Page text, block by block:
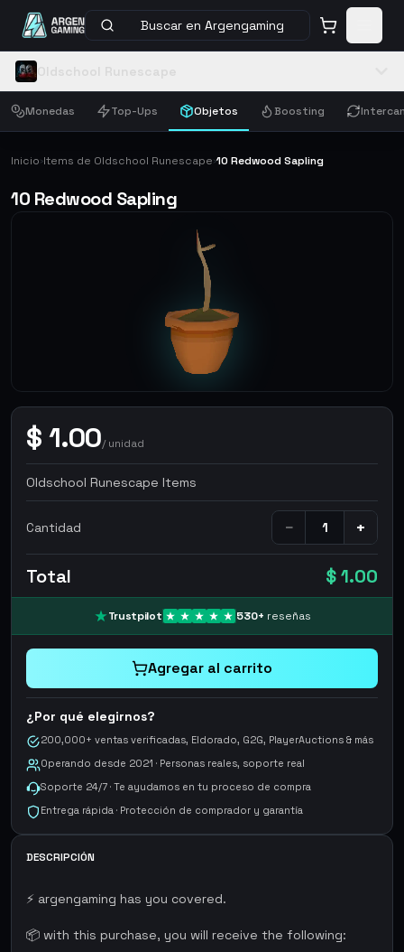
Buscar en Argengaming
Monedas Top-Ups Objetos Boosting
Inicio›Items de Oldschool Runescape›10 Redwood Sapling
10 Redwood Sapling
$ 1.00/unidad
Oldschool Runescape Items
Cantidad − +
Total $ 1.00
Trustpilot 530+ reseñas
Agregar al carrito
¿Por qué elegirnos?
200,000+ ventas verificadas, Eldorado, G2G, PlayerAuctions & más
Operando desde 2021 · Personas reales, soporte real
Soporte 24/7 · Te ayudamos en tu proceso de compra
Entrega rápida · Protección de comprador y garantía
DESCRIPCIÓN
⚡ argengaming has you covered.
📦 with this purchase, you will receive the following: